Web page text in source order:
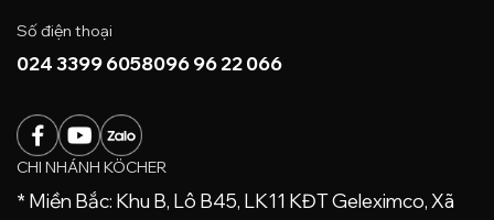
Số điện thoại
024 3399 6058096 96 22 066
CHI NHÁNH KÖCHER
* Miền Bắc: Khu B, Lô B45, LK11 KĐT Geleximco, Xã